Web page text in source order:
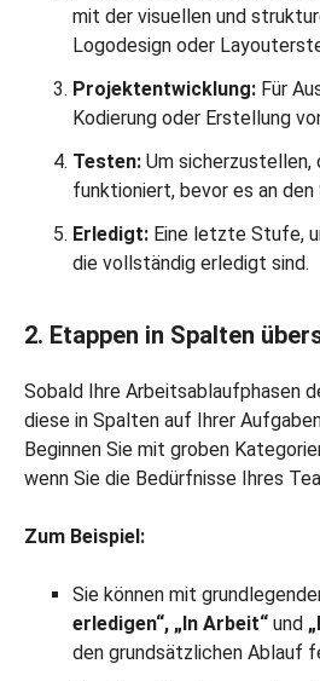
mit der visuellen und
Logodesign oder
Projektentwicklung: Für
Kodierung oder Erstellung
Testen: Um
funktioniert, bevor es an
Erledigt: Eine letzte Stufe,
die vollständig erledigt sind.
2. Etappen in Spalten
Sobald Ihre Arbeitsablaufphasen
diese in Spalten auf Ihrer
Beginnen Sie mit groben
wenn Sie die Bedürfnisse Ihres
Zum Beispiel:
Sie können mit
erledigen“, „In Arbeit“ und
den grundsätzlichen Ablauf